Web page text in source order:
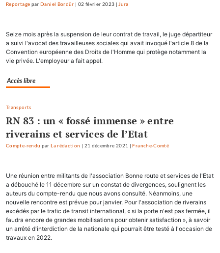
Reportage par Daniel Bordür 02 février 2023 |Jura
Seize mois après la suspension de leur contrat de travail, le juge départiteur
a suivi l'avocat des travailleuses sociales qui avait invoqué l'article 8 de la
Convention européenne des Droits de l'Homme qui protège notamment la
vie privée. L'employeur a fait appel.
Accès libre
Transports
RN 83 : un « fossé immense » entre
riverains et services de l’Etat
Compte-rendu par La rédaction 21 décembre 2021 Franche-Comté
Une réunion entre militants de l'association Bonne route et services de l'Etat
a débouché le 11 décembre sur un constat de divergences, soulignent les
auteurs du compte-rendu que nous avons consulté. Néanmoins, une
nouvelle rencontre est prévue pour janvier. Pour l'association de riverains
excédés par le trafic de transit international, « si la porte n'est pas fermée, il
faudra encore de grandes mobilisations pour obtenir satisfaction », à savoir
un arrêté d'interdiction de la nationale qui pourrait être testé à l'occasion de
travaux en 2022.